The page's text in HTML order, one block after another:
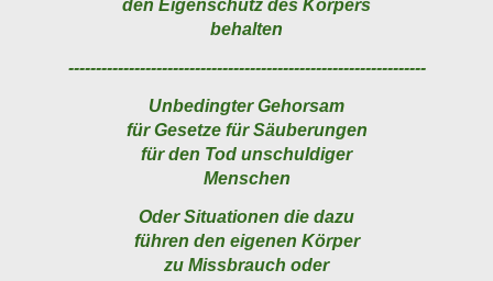
den Eigenschutz des Körpers
behalten
-----------------------------------------------------------------
Unbedingter Gehorsam
für Gesetze für Säuberungen
für den Tod unschuldiger
Menschen
Oder Situationen die dazu
führen den eigenen Körper
zu Missbrauch oder